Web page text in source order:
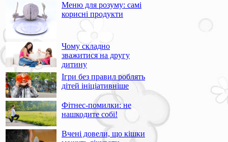
Меню для розуму: самі
корисні продукти
Чому складно
зважитися на другу
дитину
Ігри без правил роблять
дітей ініціативніше
Фітнес-помилки: не
нашкодите собі!
Вчені довели, що кішки